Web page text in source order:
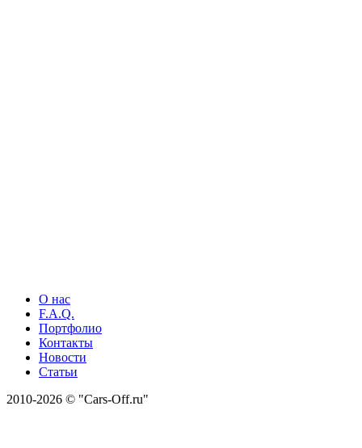
О нас
F.A.Q.
Портфолио
Контакты
Новости
Статьи
2010-2026 © "Cars-Off.ru"